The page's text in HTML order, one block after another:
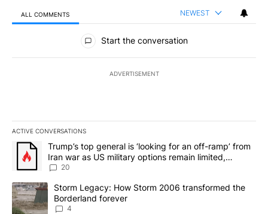
ALL COMMENTS NEWEST
All Comments
Start the conversation
ADVERTISEMENT
ACTIVE CONVERSATIONS
The following is a list of the most commented articles in the last
A trending article titled "Trump’s top general is ‘looking for an
Trump’s top general is ‘looking for an off-ramp’ from
Iran war as US military options remain limited,
sources say
20
A trending article titled "Storm Legacy: How Storm 2006
Storm Legacy: How Storm 2006 transformed the
Borderland forever
4